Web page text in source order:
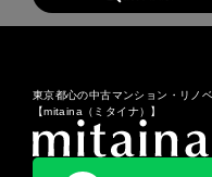
東京都心の中古マンション・リノ
【mitaina（ミタイナ）】